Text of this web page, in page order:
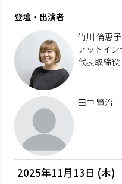
登壇・出演者
竹川 倫恵子
アットイ
代表取締役
田中 賢治
2025年11月13日 (木)